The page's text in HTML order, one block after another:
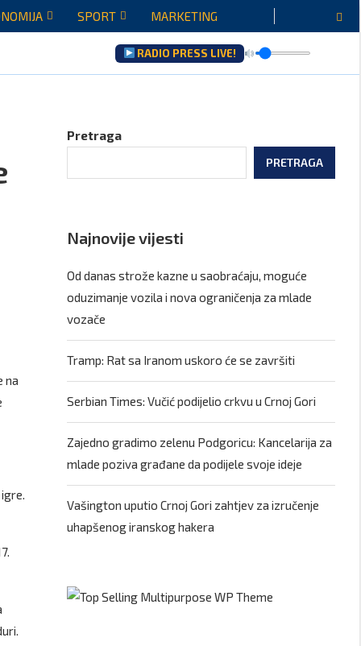
SPORT MARKETING
RADIO PRESS LIVE!
na
Pretraga
PRETRAGA
Najnovije vijesti
Od danas strože kazne u saobraćaju, moguće
oduzimanje vozila i nova ograničenja za mlade
vozače
Tramp: Rat sa Iranom uskoro će se završiti
Serbian Times: Vučić podijelio crkvu u Crnoj Gori
Zajedno gradimo zelenu Podgoricu: Kancelarija za
mlade poziva građane da podijele svoje ideje
Vašington uputio Crnoj Gori zahtjev za izručenje
uhapšenog iranskog hakera